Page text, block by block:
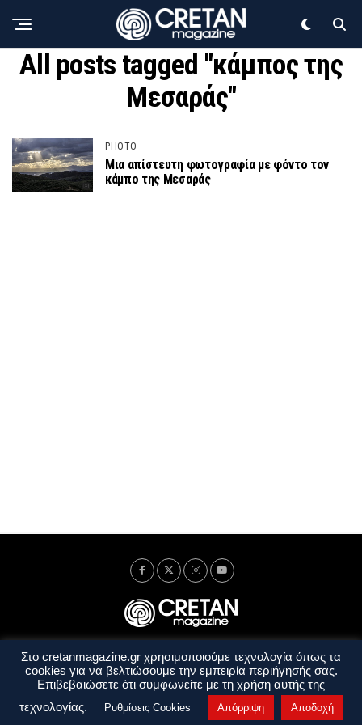
All posts tagged "κάμπος της
Μεσαράς"
PHOTO
Μια απίστευτη φωτογραφία με φόντο τον
κάμπο της Μεσαράς
Ταυτότητα Πολιτική Απορρήτου
Όροι Χρήσης
Όροι και Προϋποθέσεις
Στο cretanmagazine.gr χρησιμοποιούμε τεχνολογία όπως τα
cookies για να βελτιώσουμε την εμπειρία περιήγησής σας.
Επιβεβαιώσετε ότι συμφωνείτε με τη χρήση αυτής της
τεχνολογίας.
Ρυθμίσεις Cookies Απόρριψη Αποδοχή